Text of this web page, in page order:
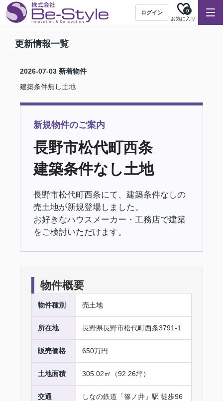
ログイン
お気に入り
0
更新情報一覧
2026-07-03 新着物件
建築条件無し土地
新規物件のご案内
長野市松代町西条
建築条件なし土地
長野市松代町西条にて、建築条件なしの
売土地が新規登場しました。
お好きなハウスメーカー・工務店で建築
をご検討いただけます。
物件概要
物件種別 売土地
所在地 長野県長野市松代町西条3791-1
販売価格 650万円
土地面積 305.02㎡（92.26坪）
交通
しなの鉄道「篠ノ井」駅 徒歩96